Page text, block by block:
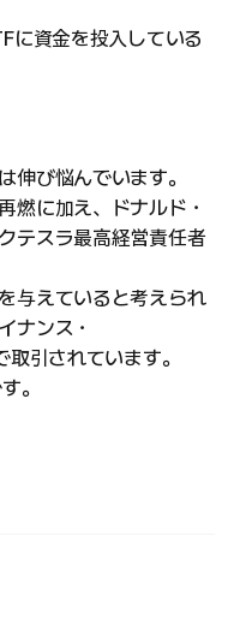
に資金を投入している
伸び悩んでいます。
燃に加え、ドナルド・
テスラ最高経営責任者
与えていると考えられ
ナンス・
引されています。
。